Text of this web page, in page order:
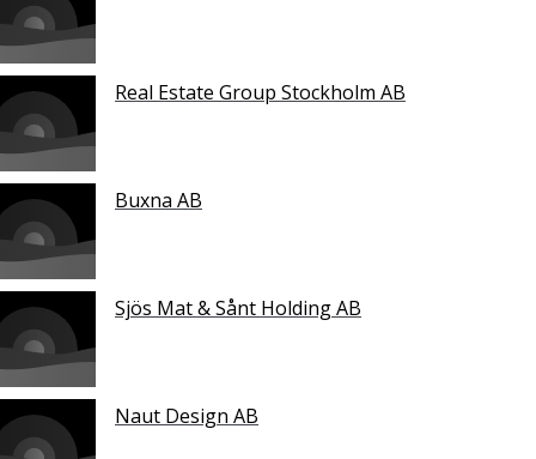
Real Estate Group Stockholm AB
Buxna AB
Sjös Mat & Sånt Holding AB
Naut Design AB